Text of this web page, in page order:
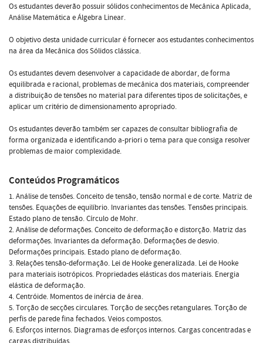
Os estudantes deverão possuir sólidos conhecimentos de Mecânica Aplicada,
Análise Matemática e Álgebra Linear.
O objetivo desta unidade curricular é fornecer aos estudantes conhecimentos
na área da Mecânica dos Sólidos clássica.
Os estudantes devem desenvolver a capacidade de abordar, de forma
equilibrada e racional, problemas de mecânica dos materiais, compreender
a distribuição de tensões no material para diferentes tipos de solicitações, e
aplicar um critério de dimensionamento apropriado.
Os estudantes deverão também ser capazes de consultar bibliografia de
forma organizada e identificando a-priori o tema para que consiga resolver
problemas de maior complexidade.
Conteúdos Programáticos
1. Análise de tensões. Conceito de tensão, tensão normal e de corte. Matriz de
tensões. Equações de equilíbrio. Invariantes das tensões. Tensões principais.
Estado plano de tensão. Círculo de Mohr.
2. Análise de deformações. Conceito de deformação e distorção. Matriz das
deformações. Invariantes da deformação. Deformações de desvio.
Deformações principais. Estado plano de deformação.
3. Relações tensão-deformação. Lei de Hooke generalizada. Lei de Hooke
para materiais isotrópicos. Propriedades elásticas dos materiais. Energia
elástica de deformação.
4. Centróide. Momentos de inércia de área.
5. Torção de secções circulares. Torção de secções retangulares. Torção de
perfis de parede fina fechados. Veios compostos.
6. Esforços internos. Diagramas de esforços internos. Cargas concentradas e